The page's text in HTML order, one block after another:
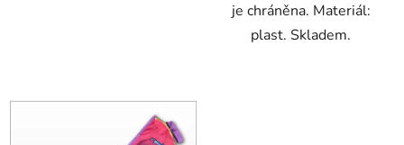
je chráněna. Materiál:
plast. Skladem.